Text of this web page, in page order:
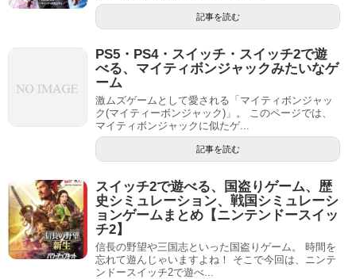
記事を読む
PS5・PS4・スイッチ・スイッチ2で遊
べる、マイティボンジャックみたいなゲ
ーム
激ムズゲームとして愛される「マイティボンジャッ
ク(マイティーボンジャック)」。 このページでは、
マイティボンジャックに似たゲ...
記事を読む
スイッチ2で遊べる、国盗りゲーム、歴
史シミュレーション、戦国シミュレーシ
ョンゲームまとめ【ニンテンドースイッ
チ2】
信長の野望や三国志といった国盗りゲーム。 時間を
忘れて遊んじゃいますよね！ そこで今回は、ニンテ
ンドースイッチ2で遊べ...